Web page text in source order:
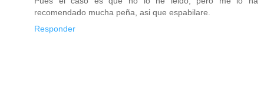
recomendado mucha peña, asi que espabilare.
Responder